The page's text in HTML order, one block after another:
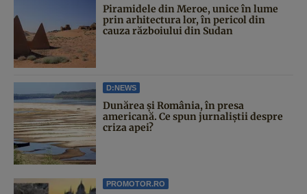
Piramidele din Meroe, unice în lume
prin arhitectura lor, în pericol din
cauza războiului din Sudan
D:NEWS
Dunărea și România, în presa
americană. Ce spun jurnaliștii despre
criza apei?
PROMOTOR.RO